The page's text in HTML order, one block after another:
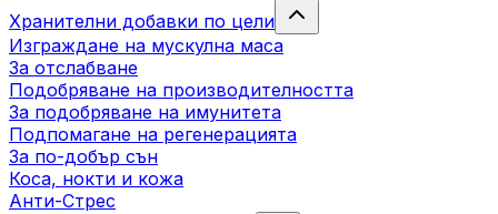
Хранителни добавки по цели
Изграждане на мускулна маса
За отслабване
Подобряване на производителността
За подобряване на имунитета
Подпомагане на регенерацията
За по-добър сън
Коса, нокти и кожа
Анти-Стрес